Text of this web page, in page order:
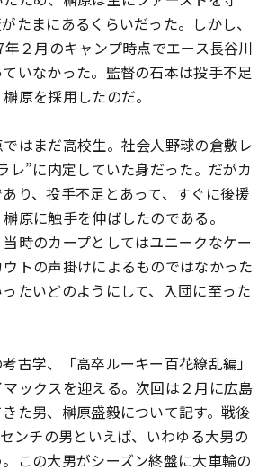
たまにあるくらいだった。しかし、
２月のキャンプ時点でエース長谷川
いなかった。監督の石本は投手不足
原を採用したのだ。
はまだ高校生。社会人野球の倉敷レ
レ”に内定していた身だった。だがカ
り、投手不足とあって、すぐに後援
原に触手を伸ばしたのである。
時のカープとしてはユニークなケー
トの声掛けによるものではなかった
たいどのようにして、入団に至った
古学、「高卒ルーキー百花繚乱編」
ックスを迎える。次回は２月に広島
た男、榊原盛毅について記す。戦後
ンチの男といえば、いわゆる大男の
この大男がシーズン終盤に大車輪の